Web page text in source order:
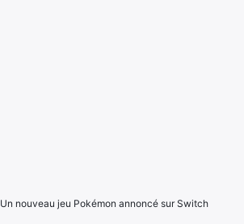
Un nouveau jeu Pokémon annoncé sur Switch